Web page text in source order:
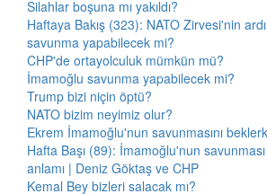
Silahlar boşuna mı yakıldı?
Haftaya Bakış (323): NATO Zirvesi'nin
savunma yapabilecek mi?
CHP'de ortayolculuk mümkün mü?
İmamoğlu savunma yapabilecek mi?
Trump bizi niçin öptü?
NATO bizim neyimiz olur?
Ekrem İmamoğlu'nun savunmasını
Hafta Başı (89): İmamoğlu'nun
anlamı | Deniz Göktaş ve CHP
Kemal Bey bizleri salacak mı?